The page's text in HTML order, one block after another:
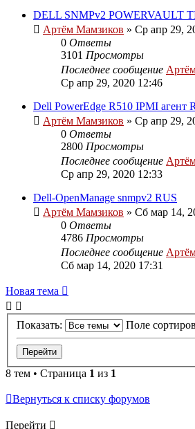
DELL SNMPv2 POWERVAULT
Артём Мамзиков » Ср апр 29,
0 Ответы
3101 Просмотры
Последнее сообщение
Ср апр 29, 2020 12:46
Dell PowerEdge R510 IPMI агент
Артём Мамзиков » Ср апр 29,
0 Ответы
2800 Просмотры
Последнее сообщение
Ср апр 29, 2020 12:33
Dell-OpenManage snmpv2 RUS
Артём Мамзиков » Сб мар 14,
0 Ответы
4786 Просмотры
Последнее сообщение
Сб мар 14, 2020 17:31
Новая тема
Показать: Поле
8 тем • Страница 1 из 1
Вернуться к списку форумов
Перейти